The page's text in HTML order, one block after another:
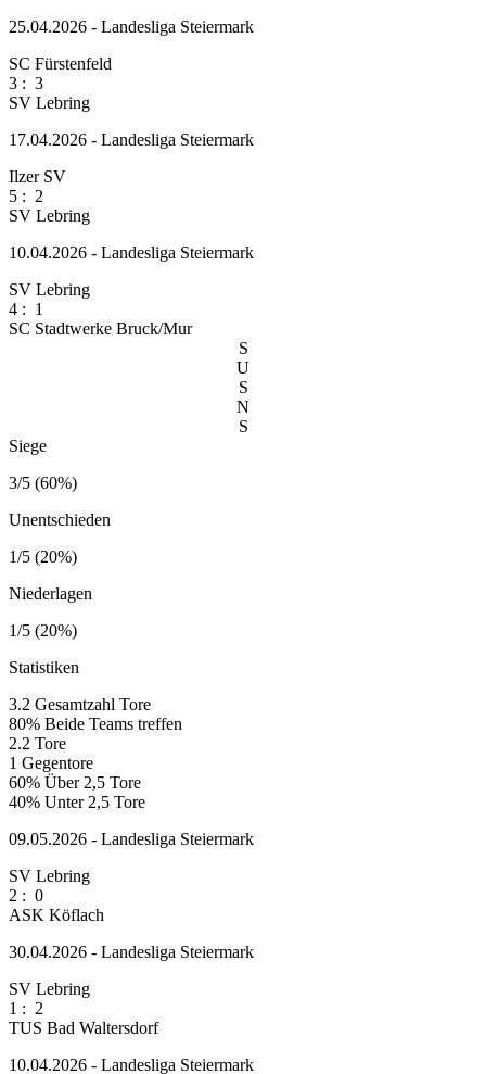
25.04.2026 - Landesliga Steiermark
SC Fürstenfeld
3 : 3
SV Lebring
17.04.2026 - Landesliga Steiermark
Ilzer SV
5 : 2
SV Lebring
10.04.2026 - Landesliga Steiermark
SV Lebring
4 : 1
SC Stadtwerke Bruck/Mur
S
U
S
N
S
Siege
3/5 (60%)
Unentschieden
1/5 (20%)
Niederlagen
1/5 (20%)
Statistiken
3.2 Gesamtzahl Tore
80% Beide Teams treffen
2.2 Tore
1 Gegentore
60% Über 2,5 Tore
40% Unter 2,5 Tore
09.05.2026 - Landesliga Steiermark
SV Lebring
2 : 0
ASK Köflach
30.04.2026 - Landesliga Steiermark
SV Lebring
1 : 2
TUS Bad Waltersdorf
10.04.2026 - Landesliga Steiermark